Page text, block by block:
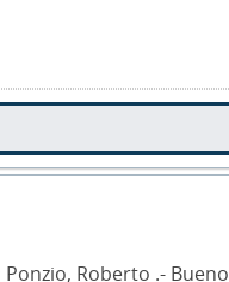
Roberto .-